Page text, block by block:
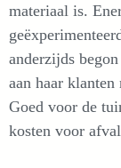
materiaal is.
anderzijds
aan haar
Goed voor de
kosten voor